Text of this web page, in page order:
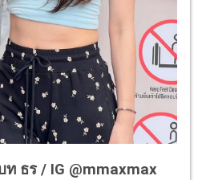
ธร / IG @mmaxmax